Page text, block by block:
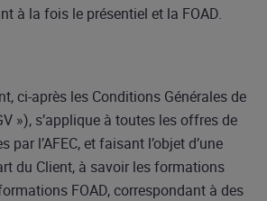
à la fois le présentiel et la FOAD.
ci-après les Conditions Générales de
»), s’applique à toutes les offres de
l’AFEC, et faisant l’objet d’une
du Client, à savoir les formations
FOAD, correspondant à des